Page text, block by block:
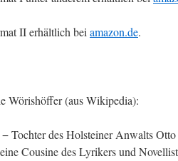
II erhältlich bei amazon.de.
Wörishöffer (aus Wikipedia):
Tochter des Holsteiner Anwalts
Cousine des Lyrikers und